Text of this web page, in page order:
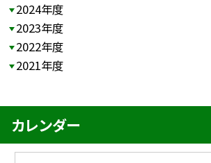
2024年度
2023年度
2022年度
2021年度
カレンダー